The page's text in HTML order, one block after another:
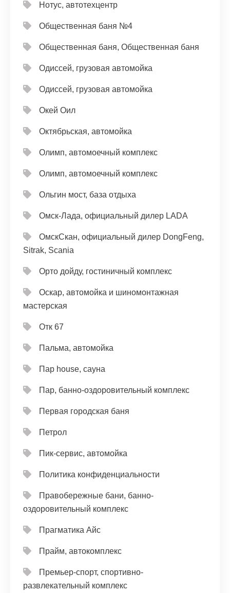
Нотус, автотехцентр
Общественная баня №4
Общественная баня, Общественная баня
Одиссей, грузовая автомойка
Одиссей, грузовая автомойка
Окей Оил
Октябрьская, автомойка
Олимп, автомоечный комплекс
Олимп, автомоечный комплекс
Ольгин мост, база отдыха
Омск-Лада, официальный дилер LADA
ОмскСкан, официальный дилер DongFeng,
Sitrak, Scania
Орто дойду, гостиничный комплекс
Оскар, автомойка и шиномонтажная
мастерская
Отк 67
Пальма, автомойка
Пар house, сауна
Пар, банно-оздоровительный комплекс
Первая городская баня
Петрол
Пик-сервис, автомойка
Политика конфиденциальности
Правобережные бани, банно-
оздоровительный комплекс
Прагматика Айс
Прайм, автокомплекс
Премьер-спорт, спортивно-
развлекательный комплекс